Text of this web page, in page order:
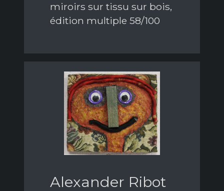
miroirs sur tissu sur bois,
édition multiple 58/100
Alexander Ribot